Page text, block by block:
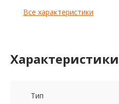
Все характеристики
Характеристики
Тип